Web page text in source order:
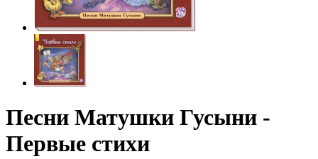
Песни Матушки Гусыни -
Первые стихи